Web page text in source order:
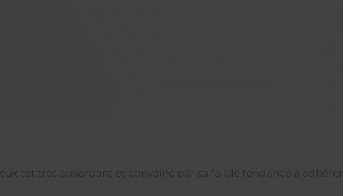
est très absorbant et convainc par sa faible tendance à adhérer.